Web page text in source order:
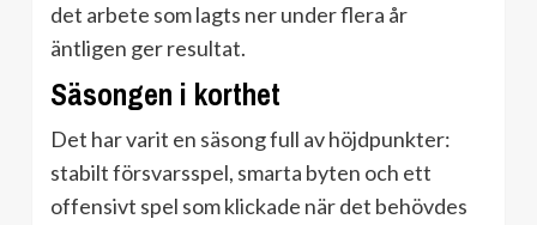
det arbete som lagts ner under flera år
äntligen ger resultat.
Säsongen i korthet
Det har varit en säsong full av höjdpunkter:
stabilt försvarsspel, smarta byten och ett
offensivt spel som klickade när det behövdes